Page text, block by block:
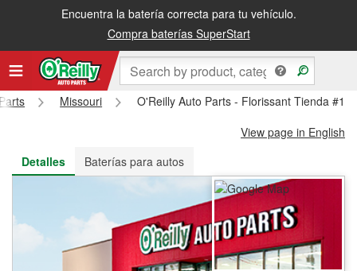
Encuentra la batería correcta para tu vehículo.
Compra baterías SuperStart
Recibe tu orden gratis al día siguiente o recógela en la tienda
Missouri
O'Reilly Auto Parts - Florissant Tienda
View page in English
Detalles
Baterías para autos